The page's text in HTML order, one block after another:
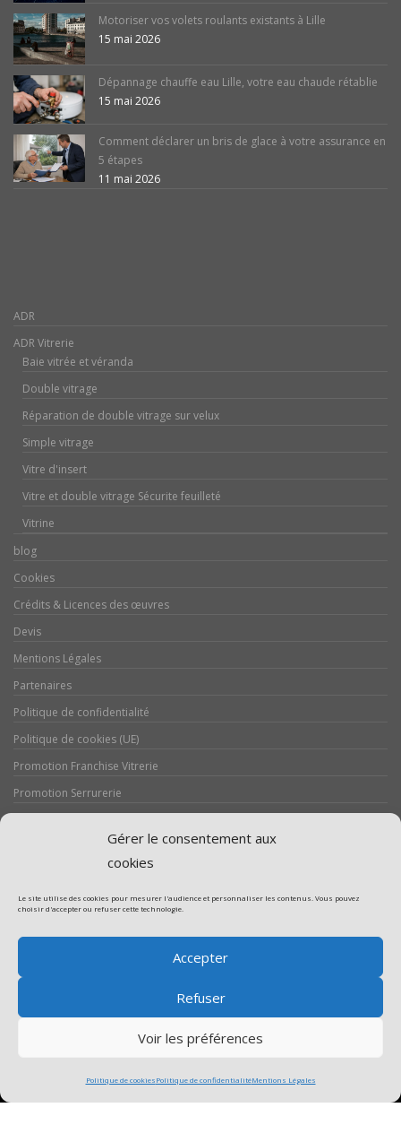
Gérer le consentement aux
cookies
Le site utilise des cookies pour mesurer l'audience et personnaliser les contenus. Vous pouvez
choisir d'accepter ou refuser cette technologie.
Accepter
Refuser
Voir les préférences
Politique de cookiesPolitique de confidentialitéMentions Légales
Motoriser vos volets roulants existants à Lille
15 mai 2026
Dépannage chauffe eau Lille, votre eau chaude rétablie
15 mai 2026
Comment déclarer un bris de glace à votre assurance en
5 étapes
11 mai 2026
ADR
ADR Vitrerie
Baie vitrée et véranda
Double vitrage
Réparation de double vitrage sur velux
Simple vitrage
Vitre d'insert
Vitre et double vitrage Sécurite feuilleté
Vitrine
blog
Cookies
Crédits & Licences des œuvres
Devis
Mentions Légales
Partenaires
Politique de confidentialité
Politique de cookies (UE)
Promotion Franchise Vitrerie
Promotion Serrurerie